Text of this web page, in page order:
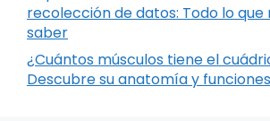
recolección de datos: Todo lo que
saber
¿Cuántos músculos tiene el
Descubre su anatomía y